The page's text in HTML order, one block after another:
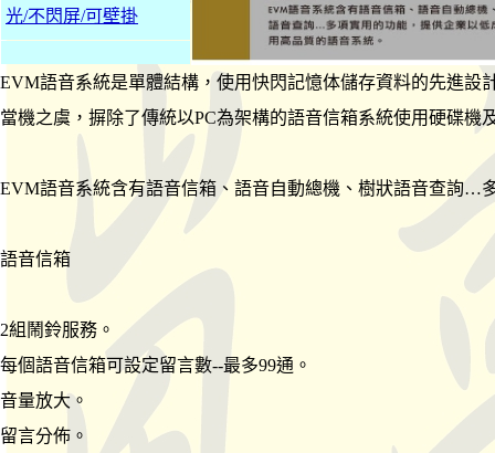
光/不閃屏/可壁掛
EVM語音系統是單體結構，使用快閃記憶体儲存資料的先進
當機之虞，摒除了傳統以PC為架構的語音信箱系統使用硬碟機
EVM語音系統含有語音信箱、語音自動總機、樹狀語音查詢…
語音信箱
2組鬧鈴服務。
每個語音信箱可設定留言數--最多99通。
音量放大。
留言分佈。